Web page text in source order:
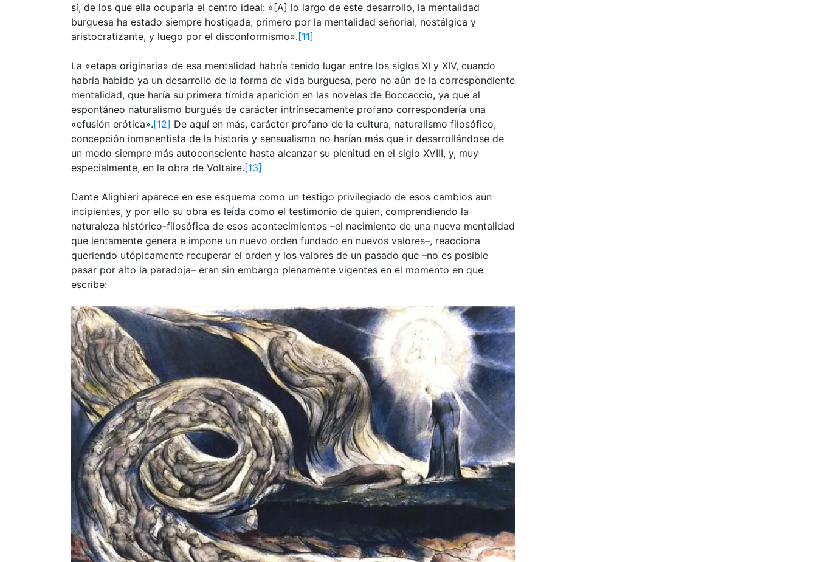
sí, de los que ella ocuparía el centro ideal: «[A] lo largo de este desarrollo, la mentalidad
burguesa ha estado siempre hostigada, primero por la mentalidad señorial, nostálgica y
aristocratizante, y luego por el disconformismo».[11]
La «etapa originaria» de esa mentalidad habría tenido lugar entre los siglos XI y XIV, cuando
habría habido ya un desarrollo de la forma de vida burguesa, pero no aún de la correspondiente
mentalidad, que haría su primera tímida aparición en las novelas de Boccaccio, ya que al
espontáneo naturalismo burgués de carácter intrínsecamente profano correspondería una
«efusión erótica».[12] De aquí en más, carácter profano de la cultura, naturalismo filosófico,
concepción inmanentista de la historia y sensualismo no harían más que ir desarrollándose de
un modo siempre más autoconsciente hasta alcanzar su plenitud en el siglo XVIII, y, muy
especialmente, en la obra de Voltaire.[13]
Dante Alighieri aparece en ese esquema como un testigo privilegiado de esos cambios aún
incipientes, y por ello su obra es leída como el testimonio de quien, comprendiendo la
naturaleza histórico-filosófica de esos acontecimientos –el nacimiento de una nueva mentalidad
que lentamente genera e impone un nuevo orden fundado en nuevos valores–, reacciona
queriendo utópicamente recuperar el orden y los valores de un pasado que –no es posible
pasar por alto la paradoja– eran sin embargo plenamente vigentes en el momento en que
escribe: